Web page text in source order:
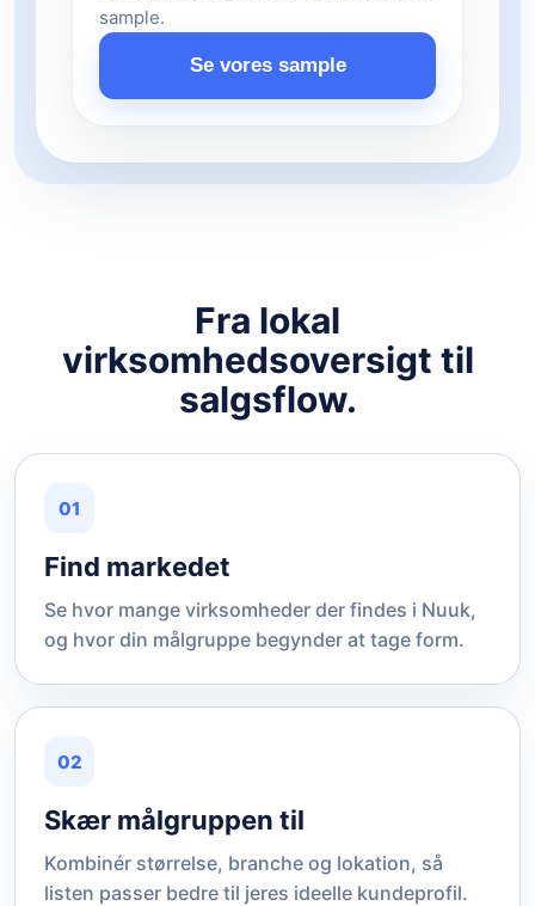
sample.
Se vores sample
Fra lokal
virksomhedsoversigt til
salgsflow.
01
Find markedet
Se hvor mange virksomheder der findes i Nuuk,
og hvor din målgruppe begynder at tage form.
02
Skær målgruppen til
Kombinér størrelse, branche og lokation, så
listen passer bedre til jeres ideelle kundeprofil.